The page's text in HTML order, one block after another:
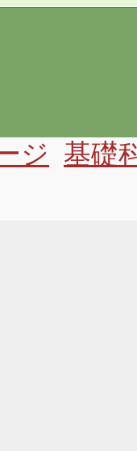
ジ 基礎